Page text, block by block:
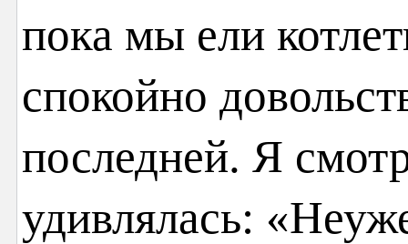
пока мы ели
спокойно
последней. Я
удивлялась: